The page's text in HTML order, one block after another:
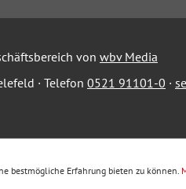
von wbv Media
· Telefon 0521 91101-0 ·
bestmögliche Erfahrung bieten zu können.